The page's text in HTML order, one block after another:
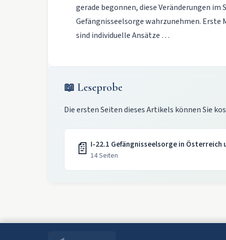
gerade begonnen, diese Veränderungen
Gefängnisseelsorge wahrzunehmen.
sind individuelle Ansätze …
📖 Leseprobe
Die ersten Seiten dieses Artikels können Sie
📄 I-22.1 Gefängnisseelsorge in Österreich
14 Seiten